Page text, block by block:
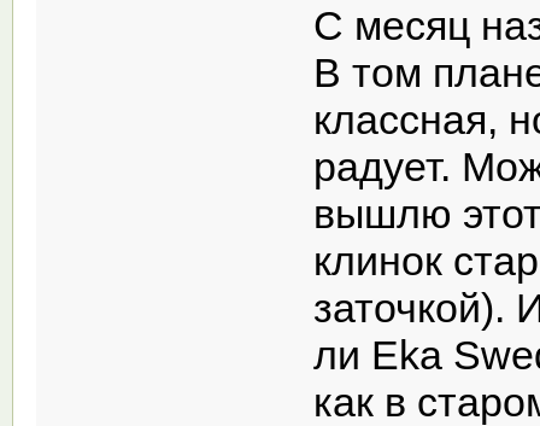
С месяц
В том
классная,
радует.
вышлю
клинок
заточкой).
ли Eka
как в